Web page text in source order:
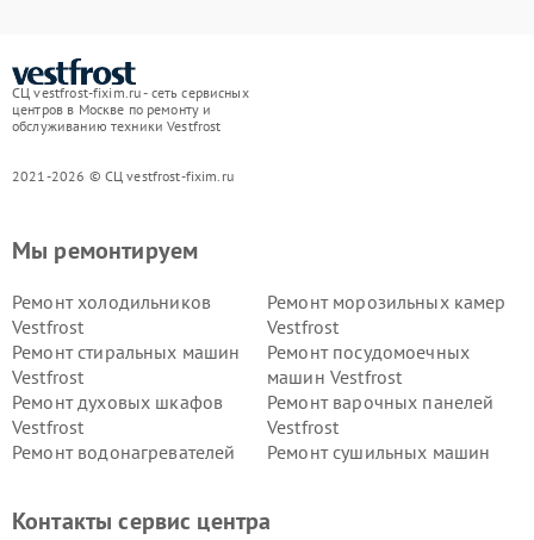
СЦ vestfrost-fixim.ru - сеть сервисных
центров в Москве по ремонту и
обслуживанию техники Vestfrost
2021-2026 © СЦ vestfrost-fixim.ru
Мы ремонтируем
Ремонт холодильников
Vestfrost
Ремонт морозильных камер
Vestfrost
Ремонт стиральных машин
Vestfrost
Ремонт посудомоечных
машин Vestfrost
Ремонт духовых шкафов
Vestfrost
Ремонт варочных панелей
Vestfrost
Ремонт водонагревателей
Ремонт сушильных машин
Vestfrost
Контакты сервис центра